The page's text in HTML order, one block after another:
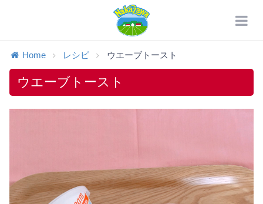
Home レシピ ウエーブトースト
ウエーブトースト